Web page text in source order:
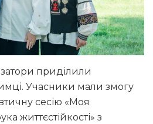
приділили
Учасники мали змогу
сесію «Моя
життєстійкості» з